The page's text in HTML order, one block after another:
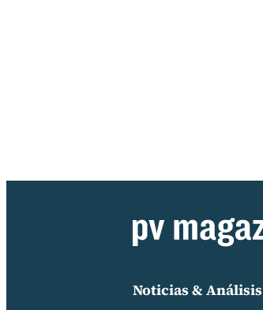
Noticias & Análisis